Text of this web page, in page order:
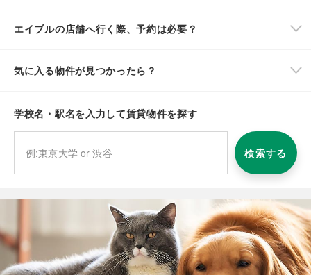
エイブルの店舗へ行く際、予約は必要？
気に入る物件が見つかったら？
学校名・駅名を入力して賃貸物件を探す
検索する